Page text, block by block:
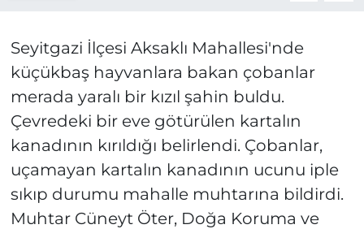
Seyitgazi İlçesi Aksaklı Mahallesi'nde
küçükbaş hayvanlara bakan çobanlar
merada yaralı bir kızıl şahin buldu.
Çevredeki bir eve götürülen kartalın
kanadının kırıldığı belirlendi. Çobanlar,
uçamayan kartalın kanadının ucunu iple
sıkıp durumu mahalle muhtarına bildirdi.
Muhtar Cüneyt Öter, Doğa Koruma ve